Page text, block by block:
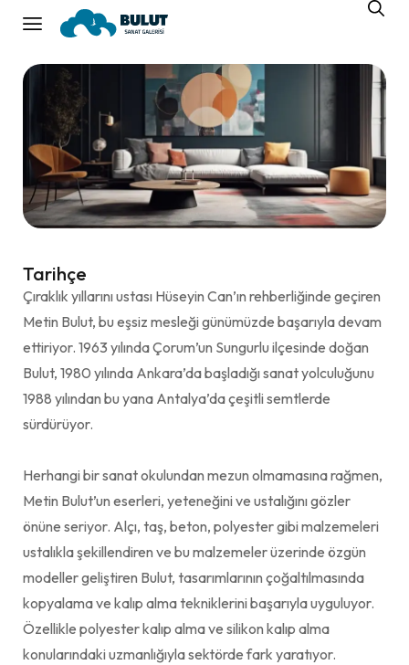
Tarihçe
Çıraklık yıllarını ustası Hüseyin Can’ın rehberliğinde geçiren
Metin Bulut, bu eşsiz mesleği günümüzde başarıyla devam
ettiriyor. 1963 yılında Çorum’un Sungurlu ilçesinde doğan
Bulut, 1980 yılında Ankara’da başladığı sanat yolculuğunu
1988 yılından bu yana Antalya’da çeşitli semtlerde
sürdürüyor.
Herhangi bir sanat okulundan mezun olmamasına rağmen,
Metin Bulut’un eserleri, yeteneğini ve ustalığını gözler
önüne seriyor. Alçı, taş, beton, polyester gibi malzemeleri
ustalıkla şekillendiren ve bu malzemeler üzerinde özgün
modeller geliştiren Bulut, tasarımlarının çoğaltılmasında
kopyalama ve kalıp alma tekniklerini başarıyla uyguluyor.
Özellikle polyester kalıp alma ve silikon kalıp alma
konularındaki uzmanlığıyla sektörde fark yaratıyor.